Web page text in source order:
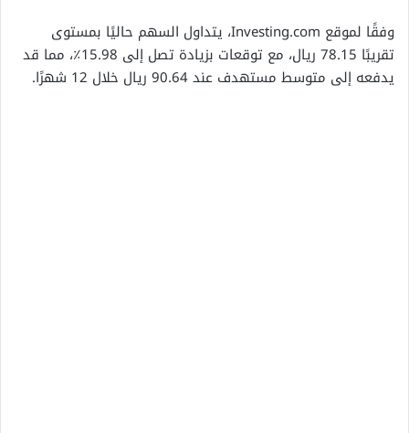
وفقًا لموقع Investing.com، يتداول السهم حاليًا بمستوى
تقريبًا 78.15 ريال، مع توقعات بزيادة تصل إلى 15.98٪، مما قد
يدفعه إلى متوسط مستهدف عند 90.64 ريال خلال 12 شهرًا.